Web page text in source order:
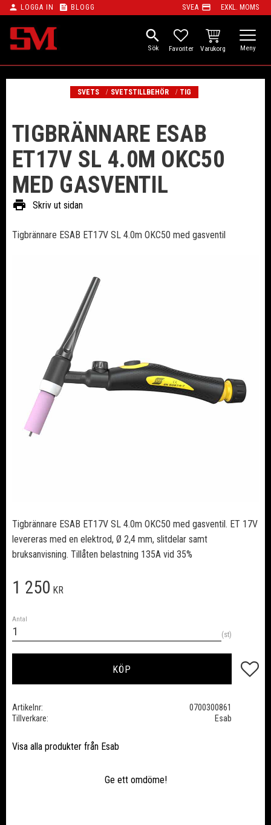
Meny
person LOGGA IN feed BLOGG SVEA payment EXKL. MOMS
search
FAVORITER
KUNDVAGN
SVETS SVETSTILLBEHÖR TIG
TIGBRÄNNARE ESAB
ET17V SL 4.0M OKC50
MED GASVENTIL
print Skriv ut sidan
Tigbrännare ESAB ET17V SL 4.0m OKC50 med gasventil
Tigbrännare ESAB ET17V SL 4.0m OKC50 med gasventil. ET 17V
levereras med en elektrod, Ø 2,4 mm, slitdelar samt
bruksanvisning. Tillåten belastning 135A vid 35%
1 250 KR
Antal
st
KÖP Lägg
Artikelnr
0700300861
Tillverkare
Esab
Visa alla produkter från Esab
Ge ett omdöme!